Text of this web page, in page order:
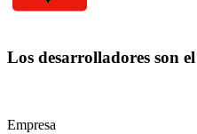
Los desarrolladores son
Empresa